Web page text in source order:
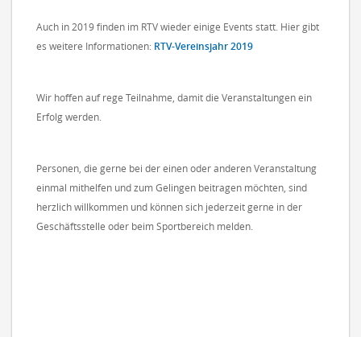
Auch in 2019 finden im RTV wieder einige Events statt. Hier gibt
es weitere Informationen: RTV-Vereinsjahr 2019
Wir hoffen auf rege Teilnahme, damit die Veranstaltungen ein
Erfolg werden.
Personen, die gerne bei der einen oder anderen Veranstaltung
einmal mithelfen und zum Gelingen beitragen möchten, sind
herzlich willkommen und können sich jederzeit gerne in der
Geschäftsstelle oder beim Sportbereich melden.